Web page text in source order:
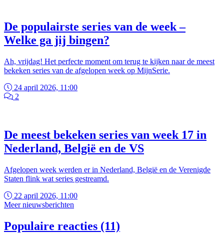
De populairste series van de week –
Welke ga jij bingen?
Ah, vrijdag! Het perfecte moment om terug te kijken naar de meest
bekeken series van de afgelopen week op MijnSerie.
24 april 2026, 11:00
2
De meest bekeken series van week 17 in
Nederland, België en de VS
Afgelopen week werden er in Nederland, België en de Verenigde
Staten flink wat series gestreamd.
22 april 2026, 11:00
Meer nieuwsberichten
Populaire reacties (11)